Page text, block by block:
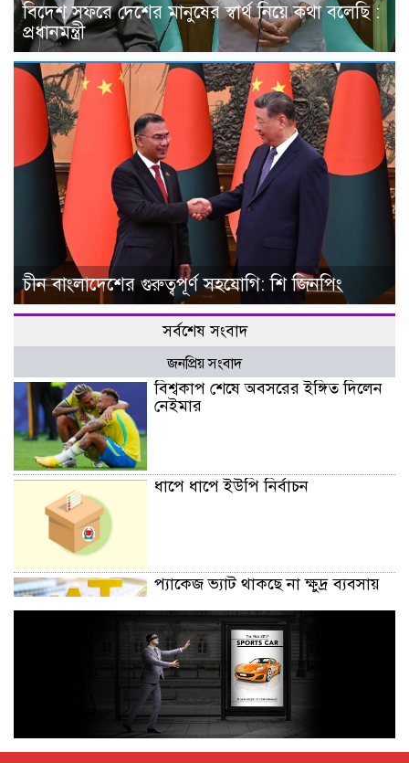
বিদেশ সফরে দেশের মানুষের স্বার্থ নিয়ে কথা বলেছি :
প্রধানমন্ত্রী
চীন বাংলাদেশের গুরুত্বপূর্ণ সহযোগি: শি জিনপিং
সর্বশেষ সংবাদ
জনপ্রিয় সংবাদ
বিশ্বকাপ শেষে অবসরের ইঙ্গিত দিলেন
নেইমার
ধাপে ধাপে ইউপি নির্বাচন
প্যাকেজ ভ্যাট থাকছে না ক্ষুদ্র ব্যবসায়
অক্টোবরে স্থানীয় সরকার নির্বাচন
আয়োজনের লক্ষ্যে প্রস্তুতি চলছে : ইসি